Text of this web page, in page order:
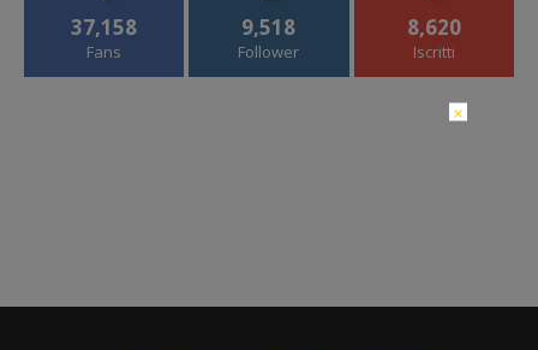
37,158
Fans
9,518
Follower
8,620
Iscritti
×